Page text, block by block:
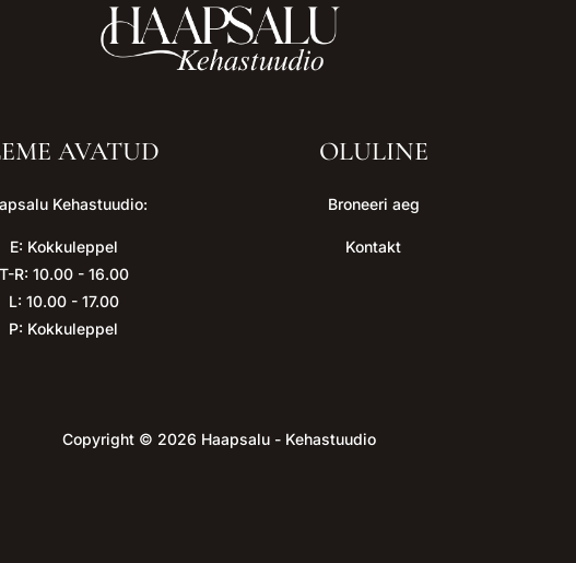
AVATUD
Kehastuudio:
E: Kokkuleppel
T-R: 10.00 - 16.00
L: 10.00 - 17.00
P: Kokkuleppel
OLULINE
Broneeri aeg
Kontakt
Copyright © 2026 Haapsalu - Kehastuudio